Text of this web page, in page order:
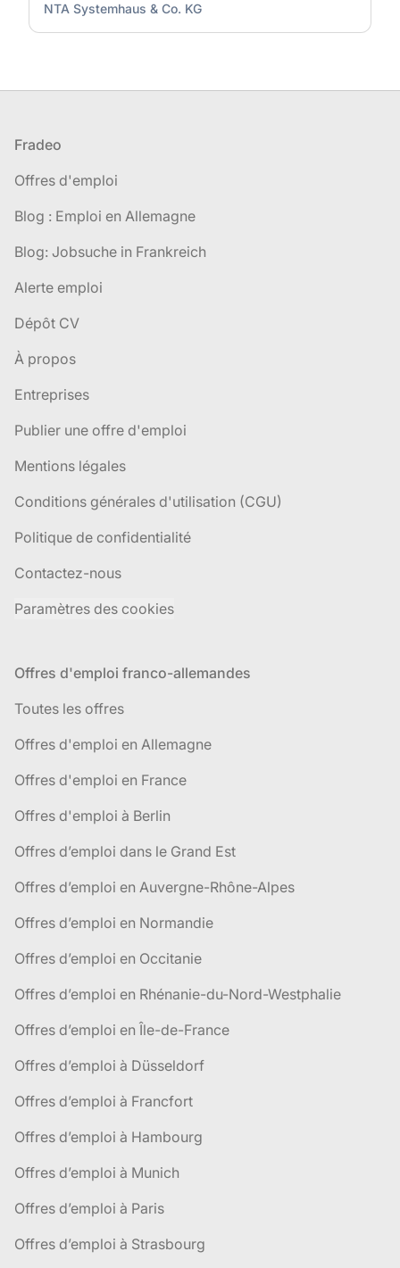
NTA Systemhaus & Co. KG
Pied de page
Fradeo
Offres d'emploi
Blog : Emploi en Allemagne
Blog: Jobsuche in Frankreich
Alerte emploi
Dépôt CV
À propos
Entreprises
Publier une offre d'emploi
Mentions légales
Conditions générales d'utilisation (CGU)
Politique de confidentialité
Contactez-nous
Paramètres des cookies
Offres d'emploi franco-allemandes
Toutes les offres
Offres d'emploi en Allemagne
Offres d'emploi en France
Offres d'emploi à Berlin
Offres d’emploi dans le Grand Est
Offres d’emploi en Auvergne-Rhône-Alpes
Offres d’emploi en Normandie
Offres d’emploi en Occitanie
Offres d’emploi en Rhénanie-du-Nord-Westphalie
Offres d’emploi en Île-de-France
Offres d’emploi à Düsseldorf
Offres d’emploi à Francfort
Offres d’emploi à Hambourg
Offres d’emploi à Munich
Offres d’emploi à Paris
Offres d’emploi à Strasbourg